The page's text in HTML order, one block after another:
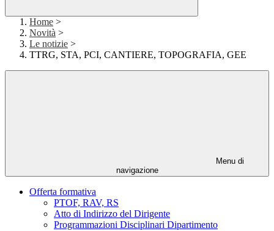
Home >
Novità >
Le notizie >
TTRG, STA, PCI, CANTIERE, TOPOGRAFIA, GEE
Menu di
navigazione
Offerta formativa
PTOF, RAV, RS
Atto di Indirizzo del Dirigente
Programmazioni Disciplinari Dipartimento